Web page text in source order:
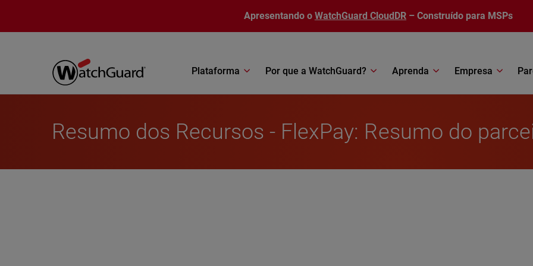
Apresentando o WatchGuard CloudDR – Construído para MSPs
Plataforma Por que a WatchGuard? Aprenda Empresa
Resumo dos Recursos - FlexPay: Resumo do